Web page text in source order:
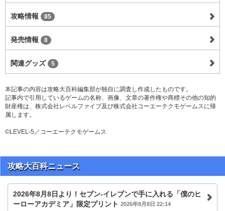
攻略情報 85
発売情報 8
関連グッズ 5
本記事の内容は攻略大百科編集部が独自に調査し作成したものです。
記事内で引用しているゲームの名称、画像、文章の著作権や商標その他の知的
財産権は、株式会社レベルファイブ及び株式会社コーエーテクモゲームスに帰
属します。
©LEVEL-5／コーエーテクモゲームス
攻略大百科ニュース
2026年8月8日より！セブン‐イレブンで手に入れる「僕のヒ
ーローアカデミア」限定プリント 2026年8月8日 22:14